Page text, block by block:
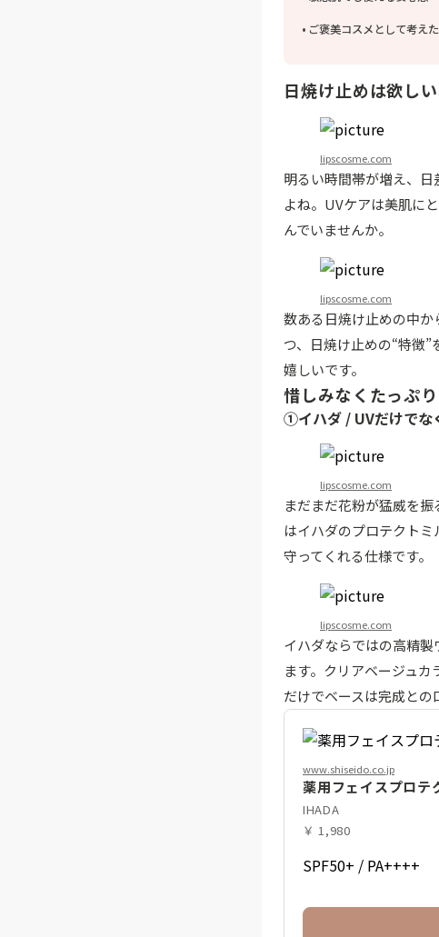
ご褒美コスメとして考え
日焼け止めは欲し
lipscosme.com
明るい時間帯が増え、
よね。UVケアは美肌に
んでいませんか。
lipscosme.com
数ある日焼け止めの中
つ、日焼け止めの“特徴
嬉しいです。
惜しみなくたっぷ
①イハダ / UVだけでな
lipscosme.com
まだまだ花粉が猛威を
はイハダのプロテクト
守ってくれる仕様です。
lipscosme.com
イハダならではの高精
ます。クリアベージュ
だけでベースは完成との
www.shiseido.co.jp
薬用フェイスプロテ
IHADA
￥ 1,980
SPF50+ / PA++++